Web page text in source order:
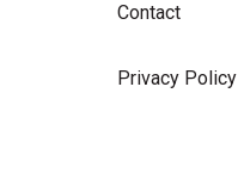
Contact
Privacy Policy